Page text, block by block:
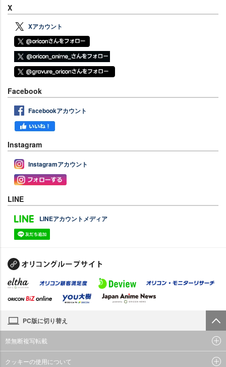
X
Xアカウント
Facebook
Facebookアカウント
Instagram
Instagramアカウント
LINE
LINEアカウントメディア
PC版に切り替え
禁無断複写転載
クッキーの使用について